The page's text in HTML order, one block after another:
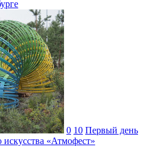
0 10 Первый день
«Атмофест»